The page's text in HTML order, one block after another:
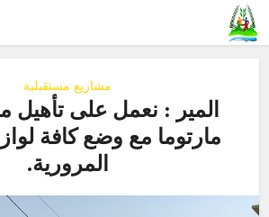
مشاريع مستقبلية
المير : نعمل على تأهيل
مارتوما مع وضع كافة
المرورية.